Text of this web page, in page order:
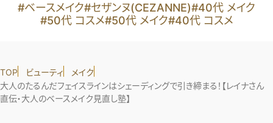
#ベースメイク#セザンヌ(CEZANNE)#40代 メイク
#50代 コスメ#50代 メイク#40代 コスメ
TOP ビューティ
メイク
大人のたるんだフェイスラインはシェーディングで引き締まる！【レイナさん
直伝・大人のベースメイク見直し塾】